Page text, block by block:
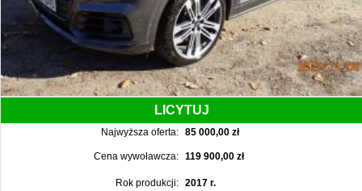
LICYTUJ
Najwyższa oferta: 85 000,00 zł
Cena wywoławcza: 119 900,00 zł
Rok produkcji:
2017 r.